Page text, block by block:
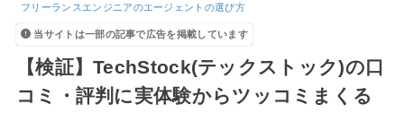
フリーランスエンジニアのエージェントの選び方
当サイトは一部の記事で広告を掲載しています
【検証】TechStock(テックストック)の口
コミ・評判に実体験からツッコミまくる